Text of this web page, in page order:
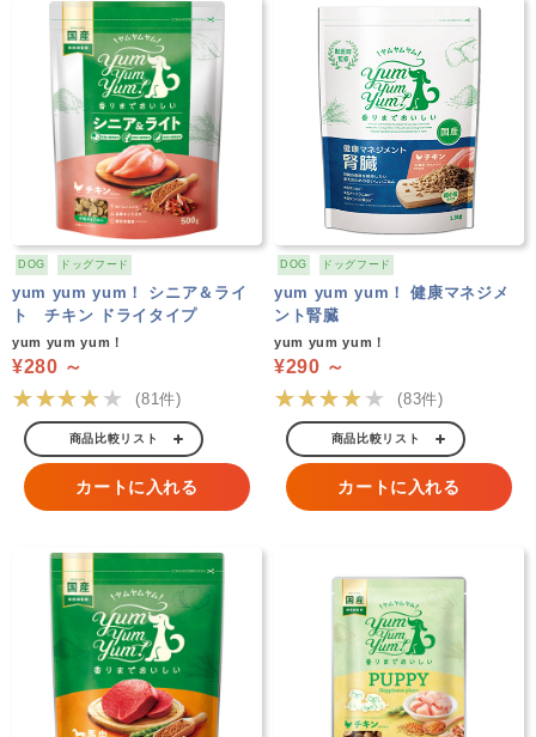
DOG ドッグフード
yum yum yum！ シニア＆ライ
ト チキン ドライタイプ
yum yum yum！
¥280 ～
★★★★★ (81件)
商品比較リスト
カートに入れる
DOG ドッグフード
yum yum yum！ 健康マネジメ
ント腎臓
yum yum yum！
¥290 ～
★★★★★ (83件)
商品比較リスト
カートに入れる